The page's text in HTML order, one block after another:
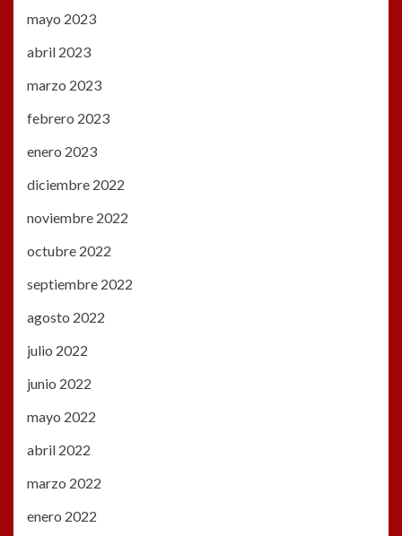
mayo 2023
abril 2023
marzo 2023
febrero 2023
enero 2023
diciembre 2022
noviembre 2022
octubre 2022
septiembre 2022
agosto 2022
julio 2022
junio 2022
mayo 2022
abril 2022
marzo 2022
enero 2022